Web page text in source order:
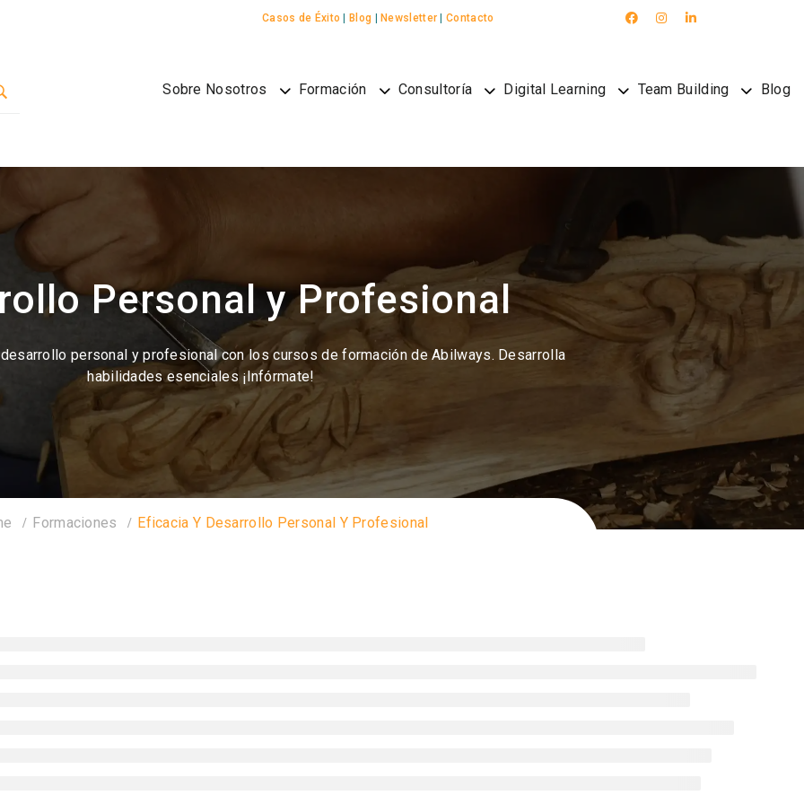
Casos de Éxito Blog Newsletter |Contacto
Sobre Nosotros Formación Consultoría Digital Learning Team Building Blog
Personal y Profesional
personal y profesional con los cursos de formación de Abilways. Desarrolla
habilidades esenciales ¡Infórmate!
Formaciones Eficacia Y Desarrollo Personal Y Profesional